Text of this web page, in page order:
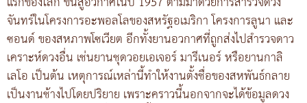
จันทร์ในโครงการอะพอลโลของสหรัฐอเมริกา โครงการลูนา และ
ซอนด์ ของสหภาพโซเวียต อีกทั้งยานอวกาศที่ถูกส่งไปสำรวจดาว
เคราะห์ดวงอื่น เช่นยานชุดวอยเอเจอร์ มารีเนอร์ หรือยานกาลิ
เลโอ เป็นต้น เหตุการณ์เหล่านี้ทำให้งานตั้งชื่อของสหพันธ์กลาย
เป็นงานช้างไปโดยปริยาย เพราะคราวนี้นอกจากจะได้ข้อมูลดวง